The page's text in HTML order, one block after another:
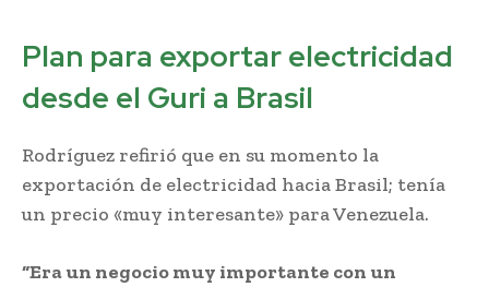
Plan para exportar electricidad
desde el Guri a Brasil
Rodríguez refirió que en su momento la
exportación de electricidad hacia Brasil; tenía
un precio «muy interesante» para Venezuela.
“Era un negocio muy importante con un